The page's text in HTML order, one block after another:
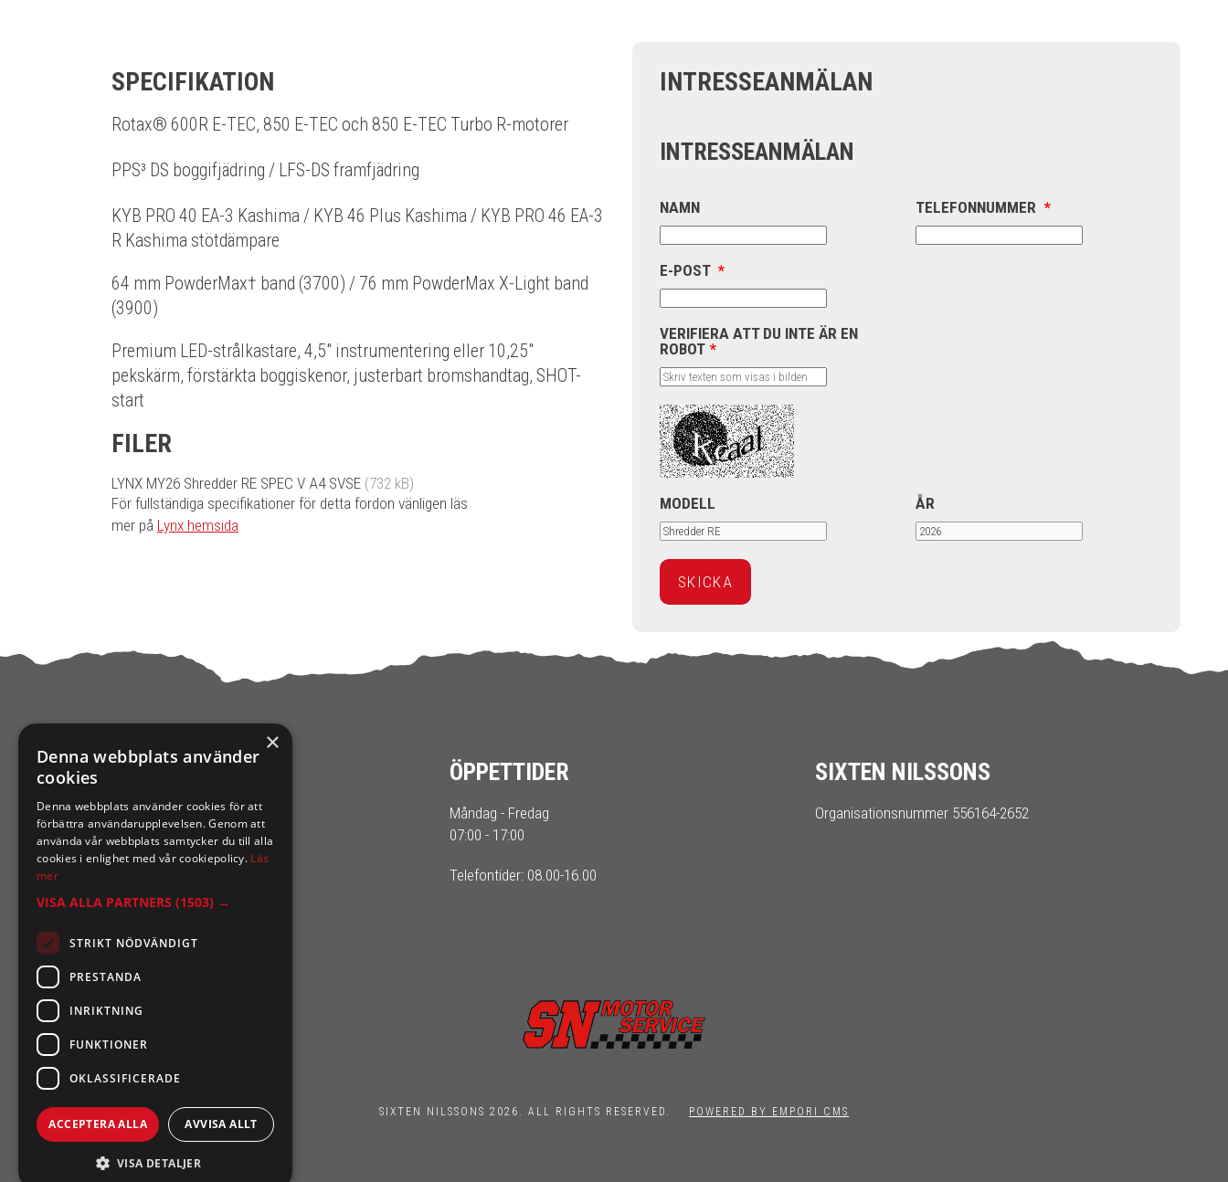
SPECIFIKATION
Rotax® 600R E-TEC, 850 E-TEC och 850 E-TEC Turbo R-motorer
PPS³ DS boggifjädring / LFS-DS framfjädring
KYB PRO 40 EA-3 Kashima / KYB 46 Plus Kashima / KYB PRO 46 EA-3
R Kashima stötdämpare
64 mm PowderMax† band (3700) / 76 mm PowderMax X-Light band
(3900)
Premium LED-strålkastare, 4,5" instrumentering eller 10,25"
pekskärm, förstärkta boggiskenor, justerbart bromshandtag, SHOT-
start
FILER
LYNX MY26 Shredder RE SPEC V A4 SVSE (732 kB)
För fullständiga specifikationer för detta fordon vänligen läs
mer på Lynx hemsida
INTRESSEANMÄLAN
INTRESSEANMÄLAN
NAMN TELEFONNUMMER *
E-POST *
VERIFIERA ATT DU INTE ÄR EN
ROBOT *
MODELL ÅR
KONTAKTA OSS
Ångra mitt köp
0921-102 09
ÖPPETTIDER
Måndag - Fredag
07:00 - 17:00
Telefontider: 08.00-16.00
SIXTEN NILSSONS
Organisationsnummer 556164-2652
SIXTEN NILSSONS 2026. ALL RIGHTS RESERVED. POWERED BY EMPORI CMS
×
Denna webbplats använder
cookies
Denna webbplats använder cookies för att
förbättra användarupplevelsen. Genom att
använda vår webbplats samtycker du till alla
cookies i enlighet med vår cookiepolicy. Läs
mer
VISA ALLA PARTNERS (1503) →
STRIKT NÖDVÄNDIGT
PRESTANDA
INRIKTNING
FUNKTIONER
OKLASSIFICERADE
ACCEPTERA ALLA AVVISA ALLT
VISA DETALJER